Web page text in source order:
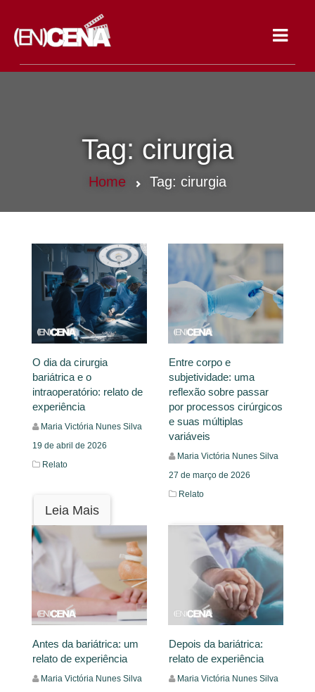
Tag: cirurgia
Home Tag: cirurgia
O dia da cirurgia
bariátrica e o
intraoperatório: relato de
experiência
Maria Victória Nunes Silva
19 de abril de 2026
Relato
Leia Mais
Entre corpo e
subjetividade: uma
reflexão sobre passar
por processos cirúrgicos
e suas múltiplas
variáveis
Maria Victória Nunes Silva
27 de março de 2026
Relato
Leia Mais
Antes da bariátrica: um
relato de experiência
Maria Victória Nunes Silva
Depois da bariátrica:
relato de experiência
Maria Victória Nunes Silva